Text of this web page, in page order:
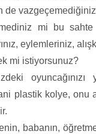
de
mi bu
eylemleriniz,
mi istiyorsunuz?
plastik kolye, onu
babanın,